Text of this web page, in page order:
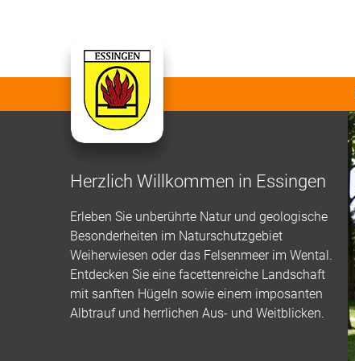
Herzlich Willkommen in Essingen
Erleben Sie unberührte Natur und geologische
Besonderheiten im Naturschutzgebiet
Weiherwiesen oder das Felsenmeer im Wental.
Entdecken Sie eine facettenreiche Landschaft
mit sanften Hügeln sowie einem imposanten
Albtrauf und herrlichen Aus- und Weitblicken.